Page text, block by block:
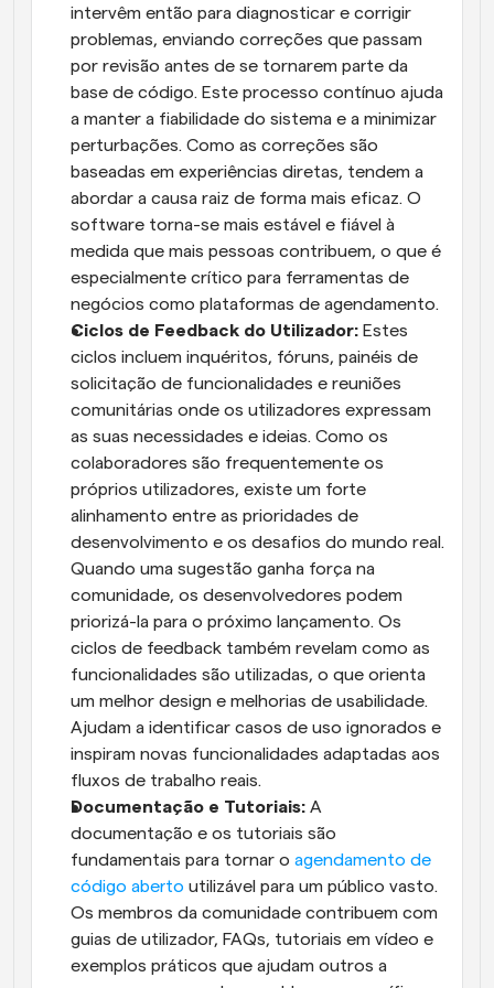
intervêm então para diagnosticar e corrigir
problemas, enviando correções que passam
por revisão antes de se tornarem parte da
base de código. Este processo contínuo ajuda
a manter a fiabilidade do sistema e a minimizar
perturbações. Como as correções são
baseadas em experiências diretas, tendem a
abordar a causa raiz de forma mais eficaz. O
software torna-se mais estável e fiável à
medida que mais pessoas contribuem, o que é
especialmente crítico para ferramentas de
negócios como plataformas de agendamento.
Ciclos de Feedback do Utilizador: Estes
ciclos incluem inquéritos, fóruns, painéis de
solicitação de funcionalidades e reuniões
comunitárias onde os utilizadores expressam
as suas necessidades e ideias. Como os
colaboradores são frequentemente os
próprios utilizadores, existe um forte
alinhamento entre as prioridades de
desenvolvimento e os desafios do mundo real.
Quando uma sugestão ganha força na
comunidade, os desenvolvedores podem
priorizá-la para o próximo lançamento. Os
ciclos de feedback também revelam como as
funcionalidades são utilizadas, o que orienta
um melhor design e melhorias de usabilidade.
Ajudam a identificar casos de uso ignorados e
inspiram novas funcionalidades adaptadas aos
fluxos de trabalho reais.
Documentação e Tutoriais: A
documentação e os tutoriais são
fundamentais para tornar o agendamento de
código aberto utilizável para um público vasto.
Os membros da comunidade contribuem com
guias de utilizador, FAQs, tutoriais em vídeo e
exemplos práticos que ajudam outros a